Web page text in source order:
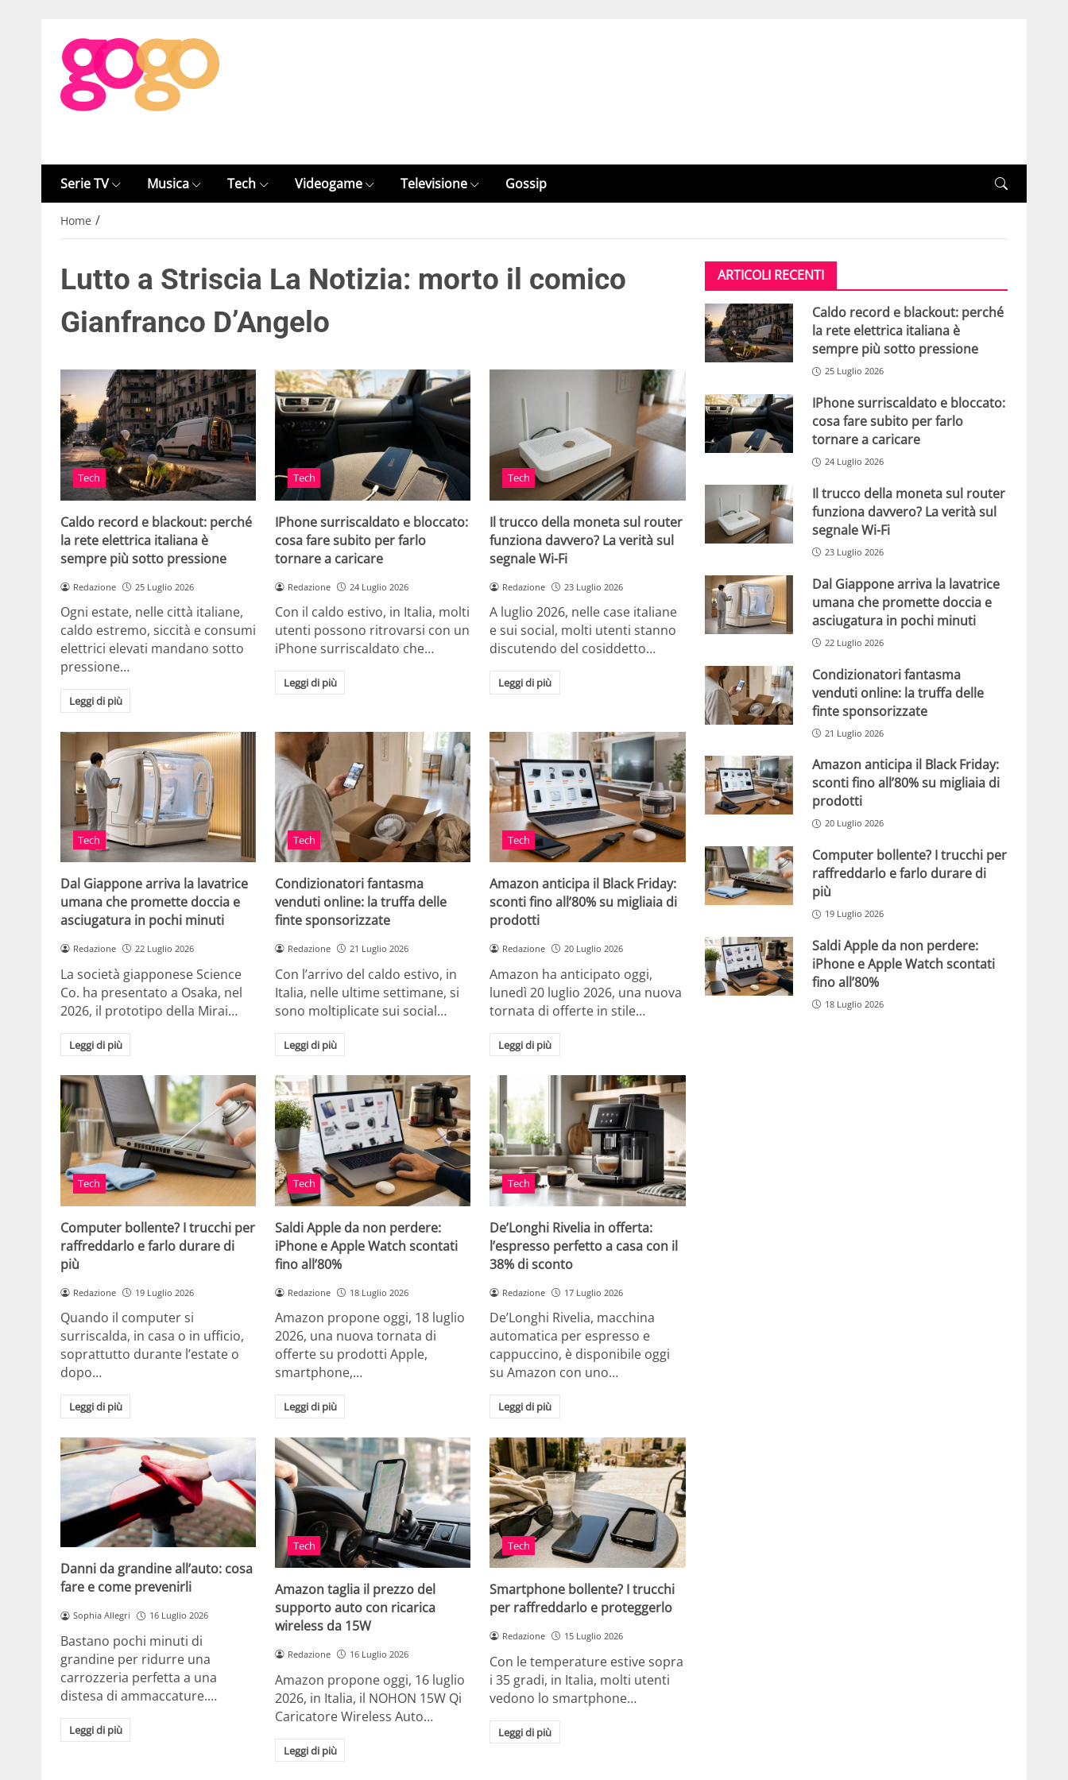
Serie TV Musica Tech Videogame Televisione Gossip
Home /
Lutto a Striscia La Notizia: morto il comico
Gianfranco D’Angelo
Tech
Caldo record e blackout: perché
la rete elettrica italiana è
sempre più sotto pressione
Redazione 25 Luglio 2026
Ogni estate, nelle città italiane,
caldo estremo, siccità e consumi
elettrici elevati mandano sotto
pressione…
Leggi di più
Tech
IPhone surriscaldato e bloccato:
cosa fare subito per farlo
tornare a caricare
Redazione 24 Luglio 2026
Con il caldo estivo, in Italia, molti
utenti possono ritrovarsi con un
iPhone surriscaldato che…
Leggi di più
Tech
Il trucco della moneta sul router
funziona davvero? La verità sul
segnale Wi-Fi
Redazione 23 Luglio 2026
A luglio 2026, nelle case italiane
e sui social, molti utenti stanno
discutendo del cosiddetto…
Leggi di più
Tech
Dal Giappone arriva la lavatrice
umana che promette doccia e
asciugatura in pochi minuti
Redazione 22 Luglio 2026
La società giapponese Science
Co. ha presentato a Osaka, nel
2026, il prototipo della Mirai…
Leggi di più
Tech
Condizionatori fantasma
venduti online: la truffa delle
finte sponsorizzate
Redazione 21 Luglio 2026
Con l’arrivo del caldo estivo, in
Italia, nelle ultime settimane, si
sono moltiplicate sui social…
Leggi di più
Tech
Amazon anticipa il Black Friday:
sconti fino all’80% su migliaia di
prodotti
Redazione 20 Luglio 2026
Amazon ha anticipato oggi,
lunedì 20 luglio 2026, una nuova
tornata di offerte in stile…
Leggi di più
Tech
Computer bollente? I trucchi per
raffreddarlo e farlo durare di
più
Redazione 19 Luglio 2026
Quando il computer si
surriscalda, in casa o in ufficio,
soprattutto durante l’estate o
dopo…
Leggi di più
Tech
Saldi Apple da non perdere:
iPhone e Apple Watch scontati
fino all’80%
Redazione 18 Luglio 2026
Amazon propone oggi, 18 luglio
2026, una nuova tornata di
offerte su prodotti Apple,
smartphone,…
Leggi di più
Tech
De’Longhi Rivelia in offerta:
l’espresso perfetto a casa con il
38% di sconto
Redazione 17 Luglio 2026
De’Longhi Rivelia, macchina
automatica per espresso e
cappuccino, è disponibile oggi
su Amazon con uno…
Leggi di più
Danni da grandine all’auto: cosa
fare e come prevenirli
Sophia Allegri 16 Luglio 2026
Bastano pochi minuti di
grandine per ridurre una
carrozzeria perfetta a una
distesa di ammaccature.…
Leggi di più
Tech
Amazon taglia il prezzo del
supporto auto con ricarica
wireless da 15W
Redazione 16 Luglio 2026
Amazon propone oggi, 16 luglio
2026, in Italia, il NOHON 15W Qi
Caricatore Wireless Auto…
Leggi di più
Tech
Smartphone bollente? I trucchi
per raffreddarlo e proteggerlo
Redazione 15 Luglio 2026
Con le temperature estive sopra
i 35 gradi, in Italia, molti utenti
vedono lo smartphone…
Leggi di più
ARTICOLI RECENTI
Caldo record e blackout: perché
la rete elettrica italiana è
sempre più sotto pressione
25 Luglio 2026
IPhone surriscaldato e bloccato:
cosa fare subito per farlo
tornare a caricare
24 Luglio 2026
Il trucco della moneta sul router
funziona davvero? La verità sul
segnale Wi-Fi
23 Luglio 2026
Dal Giappone arriva la lavatrice
umana che promette doccia e
asciugatura in pochi minuti
22 Luglio 2026
Condizionatori fantasma
venduti online: la truffa delle
finte sponsorizzate
21 Luglio 2026
Amazon anticipa il Black Friday:
sconti fino all’80% su migliaia di
prodotti
20 Luglio 2026
Computer bollente? I trucchi per
raffreddarlo e farlo durare di
più
19 Luglio 2026
Saldi Apple da non perdere:
iPhone e Apple Watch scontati
fino all’80%
18 Luglio 2026